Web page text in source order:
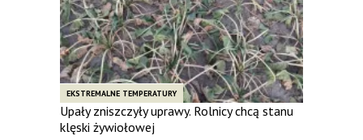
EKSTREMALNE TEMPERATURY
Upały zniszczyły uprawy. Rolnicy chcą stanu
klęski żywiołowej